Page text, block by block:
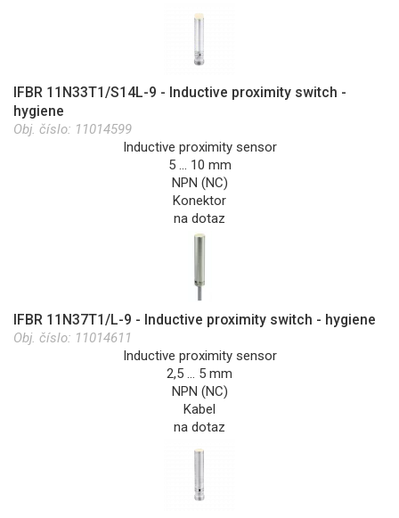
IFBR 11N33T1/S14L-9 - Inductive proximity switch -
hygiene
Obj. číslo: 11014599
Inductive proximity sensor
5 … 10 mm
NPN (NC)
Konektor
na dotaz
IFBR 11N37T1/L-9 - Inductive proximity switch - hygiene
Obj. číslo: 11014611
Inductive proximity sensor
2,5 … 5 mm
NPN (NC)
Kabel
na dotaz